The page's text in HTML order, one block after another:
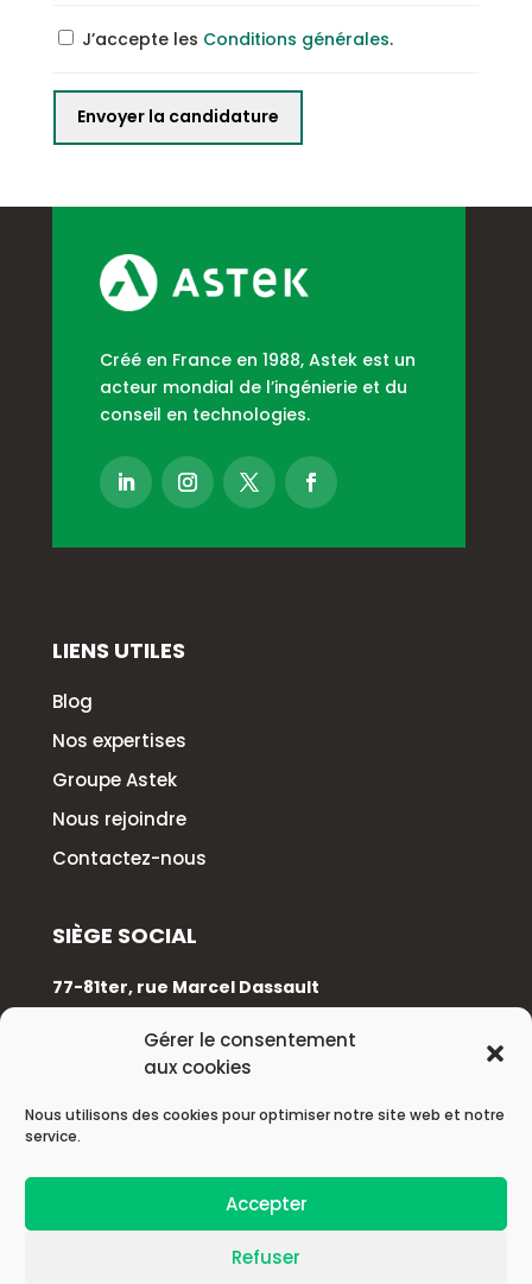
Gérer le consentement
aux cookies
Nous utilisons des cookies pour optimiser notre site web et notre
service.
Accepter
Refuser
J’accepte les Conditions générales.
Créé en France en 1988, Astek est un
acteur mondial de l’ingénierie et du
conseil en technologies.
LIENS UTILES
Blog
Nos expertises
Groupe Astek
Nous rejoindre
Contactez-nous
SIÈGE SOCIAL
77-81ter, rue Marcel Dassault
92100 Boulogne-Billancourt